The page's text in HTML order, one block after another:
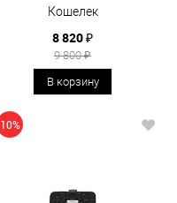
Кошелек
8 820 ₽
9 800 ₽
В корзину
10%